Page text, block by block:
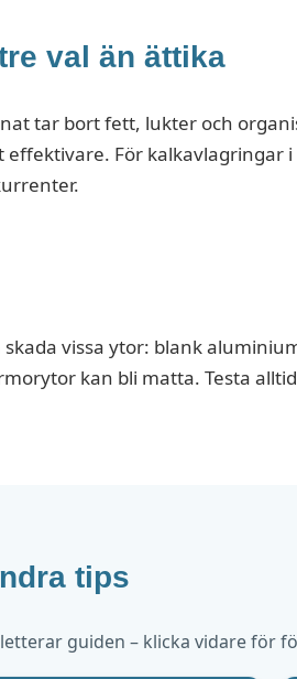
val än ättika
tar bort fett, lukter och
För kalkavlagringar
vissa ytor: blank
kan bli matta. Testa
tips
guiden – klicka vidare för